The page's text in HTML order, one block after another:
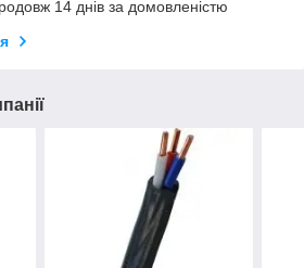
14 днів за домовленістю